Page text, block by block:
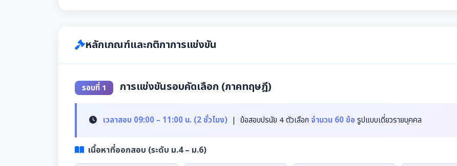
หลักเกณฑ์และกติกาการแข่งขัน
รอบที่ 1 การแข่งขันรอบคัดเลือก (ภาคทฤษฎี)
เวลาสอบ 09:00 – 11:00 น. (2 ชั่วโมง) | ข้อสอบปรนัย 4 ตัวเลือก จำนวน 60 ข้อรูปแบบเดี่ยวรายบุคคล
เนื้อหาที่ออกสอบ (ระดับ ม.4 – ม.6)